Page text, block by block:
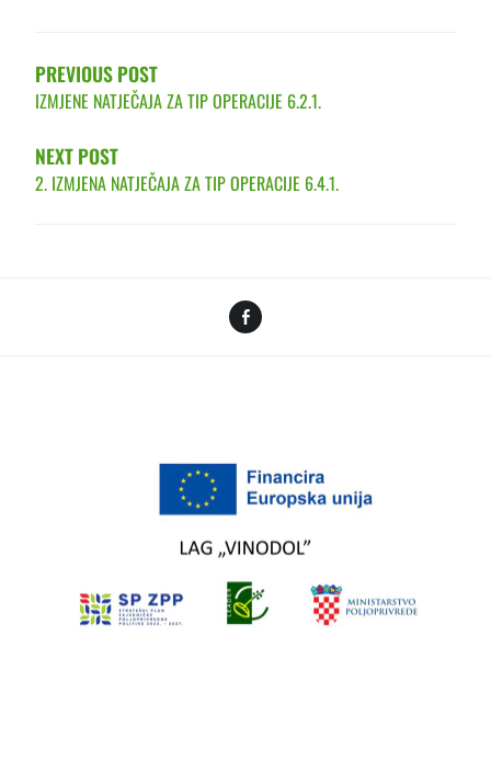
PREVIOUS POST
IZMJENE NATJEČAJA ZA TIP OPERACIJE 6.2.1.
NEXT POST
2. IZMJENA NATJEČAJA ZA TIP OPERACIJE 6.4.1.